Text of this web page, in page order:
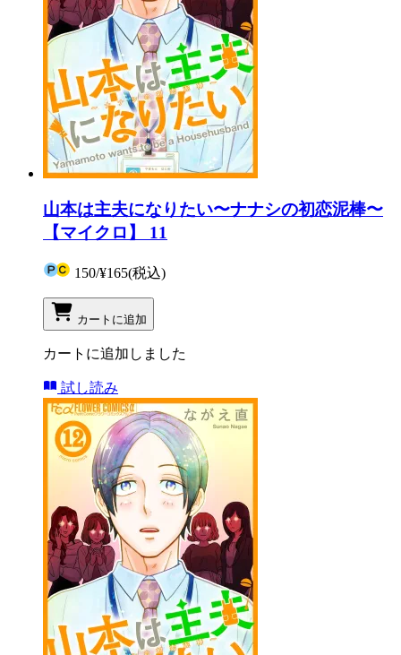
山本は主夫になりたい〜ナナシの初恋泥棒〜
【マイクロ】 11
150/¥165(税込)
カートに追加
カートに追加しました
試し読み